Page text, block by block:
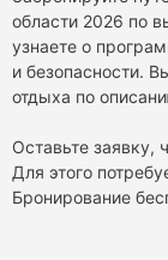
области 2026 по
узнаете о
и безопасности.
отдыха по
Оставьте заявку,
Для этого
Бронирование